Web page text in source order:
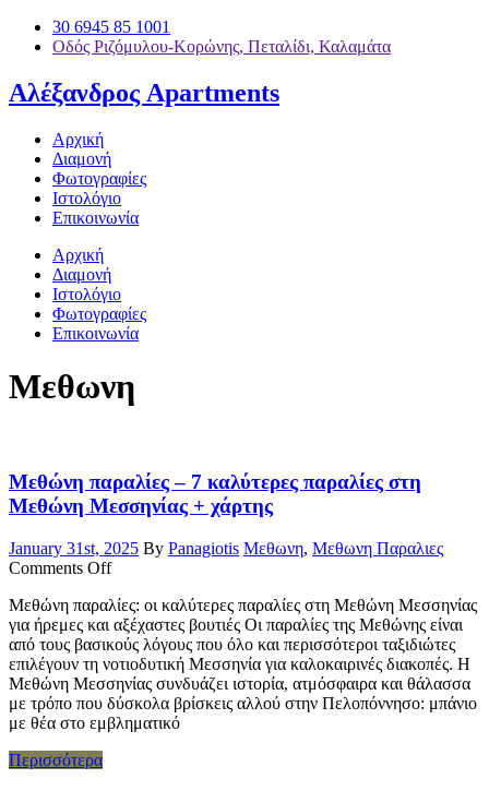
30 6945 85 1001
Οδός Ριζόμυλου-Κορώνης, Πεταλίδι, Καλαμάτα
Αλέξανδρος Apartments
Αρχική
Διαμονή
Φωτογραφίες
Ιστολόγιο
Επικοινωνία
Αρχική
Διαμονή
Ιστολόγιο
Φωτογραφίες
Επικοινωνία
Μεθωνη
Μεθώνη παραλίες – 7 καλύτερες παραλίες στη
Μεθώνη Μεσσηνίας + χάρτης
January 31st, 2025 By Panagiotis Μεθωνη, Μεθωνη Παραλιες
Comments Off
Μεθώνη παραλίες: οι καλύτερες παραλίες στη Μεθώνη Μεσσηνίας
για ήρεμες και αξέχαστες βουτιές Οι παραλίες της Μεθώνης είναι
από τους βασικούς λόγους που όλο και περισσότεροι ταξιδιώτες
επιλέγουν τη νοτιοδυτική Μεσσηνία για καλοκαιρινές διακοπές. Η
Μεθώνη Μεσσηνίας συνδυάζει ιστορία, ατμόσφαιρα και θάλασσα
με τρόπο που δύσκολα βρίσκεις αλλού στην Πελοπόννησο: μπάνιο
με θέα στο εμβληματικό
Περισσότερα